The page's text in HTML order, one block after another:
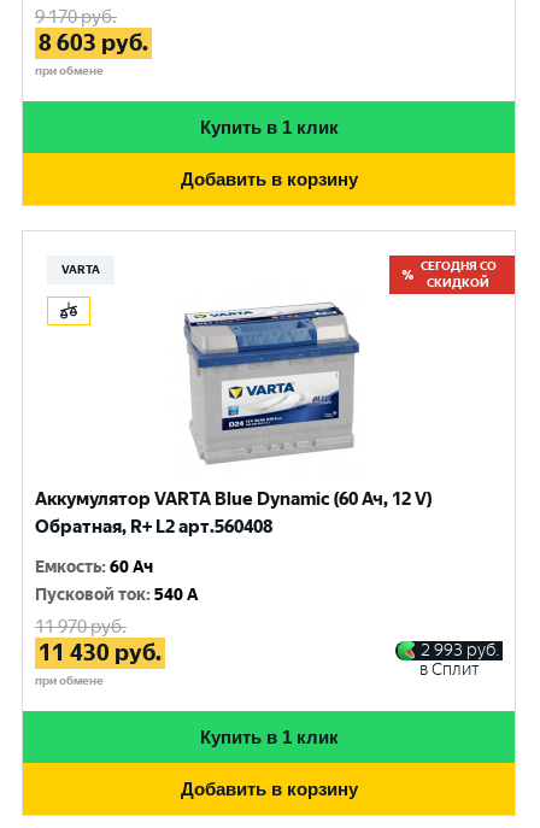
9 170руб.
8 603 руб.
при обмене
Купить в 1 клик
Добавить в корзину
VARTA
СЕГОДНЯ СО
СКИДКОЙ
Аккумулятор VARTA Blue Dynamic (60 Ач, 12 V)
Обратная, R+ L2 арт.560408
Емкость:60 Ач
Пусковой ток:540 A
11 970руб.
11 430 руб.
при обмене
2 993 руб.
в Сплит
Купить в 1 клик
Добавить в корзину